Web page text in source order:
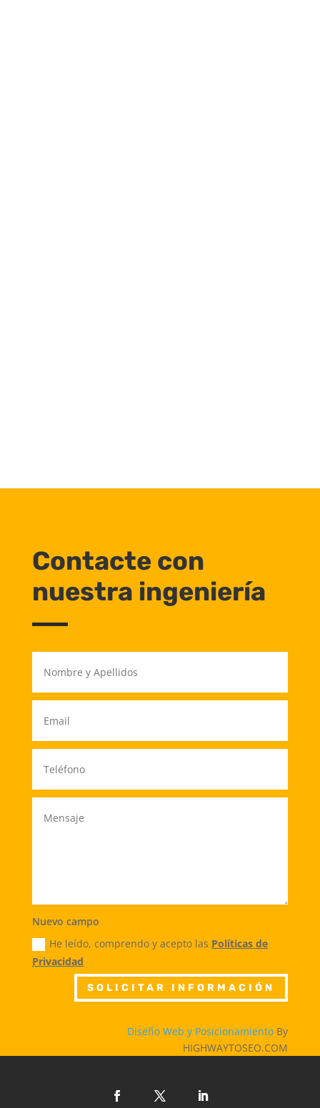
Contacte con
nuestra ingeniería
Nuevo campo
He leído, comprendo y acepto las Políticas de
Privacidad
SOLICITAR INFORMACIÓN
Diseño Web y Posicionamiento By
HIGHWAYTOSEO.COM